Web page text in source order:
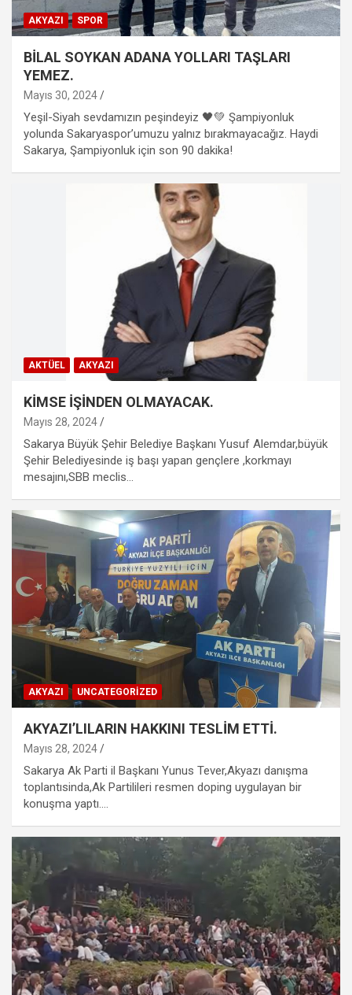
AKYAZI SPOR
BİLAL SOYKAN ADANA YOLLARI TAŞLARI
YEMEZ.
Mayıs 30, 2024
Yeşil-Siyah sevdamızın peşindeyiz 🖤💚 Şampiyonluk
yolunda Sakaryaspor’umuzu yalnız bırakmayacağız. Haydi
Sakarya, Şampiyonluk için son 90 dakika!
AKTÜEL AKYAZI
KİMSE İŞİNDEN OLMAYACAK.
Mayıs 28, 2024
Sakarya Büyük Şehir Belediye Başkanı Yusuf Alemdar,büyük
Şehir Belediyesinde iş başı yapan gençlere ,korkmayı
mesajını,SBB meclis…
AKYAZI UNCATEGORIZED
AKYAZI’LILARIN HAKKINI TESLİM ETTİ.
Mayıs 28, 2024
Sakarya Ak Parti il Başkanı Yunus Tever,Akyazı danışma
toplantısinda,Ak Partilileri resmen doping uygulayan bir
konuşma yaptı.…